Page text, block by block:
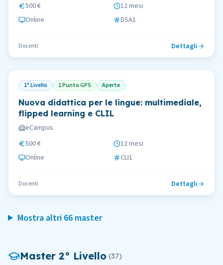
500 €
12 mesi
Online
DSA1
Docenti Dettagli
1° Livello 1 Punto GPS Aperte
Nuova didattica per le lingue: multimediale,
flipped learning e CLIL
eCampus
500 €
12 mesi
Online
CLI1
Docenti Dettagli
Mostra altri 66 master
Master 2° Livello (37)